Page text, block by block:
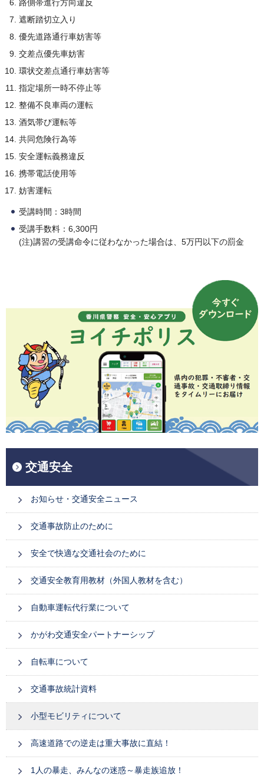
路側帯進行方向違反
遮断踏切立入り
優先道路通行車妨害等
交差点優先車妨害
環状交差点通行車妨害等
指定場所一時不停止等
整備不良車両の運転
酒気帯び運転等
共同危険行為等
安全運転義務違反
携帯電話使用等
妨害運転
受講時間：3時間
受講手数料：6,300円
(注)講習の受講命令に従わなかった場合は、5万円以下の罰金
交通安全
お知らせ・交通安全ニュース
交通事故防止のために
安全で快適な交通社会のために
交通安全教育用教材（外国人教材を含む）
自動車運転代行業について
かがわ交通安全パートナーシップ
自転車について
交通事故統計資料
小型モビリティについて
高速道路での逆走は重大事故に直結！
1人の暴走、みんなの迷惑～暴走族追放！